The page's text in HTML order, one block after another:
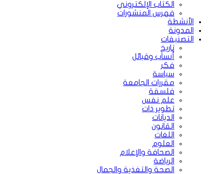
الكتاب الإلكتروني
فهرس المنشورات
الأنشطة
المدونة
التصنيفات
تاريخ
أنساب وقبائل
فكر
سياسة
مقررات الجامعة
فلسفة
علم نفس
تطوير ذات
الديانات
القانون
اللغات
العلوم
الصحافة والإعلام
الرياضة
الصحة والتغذية والجمال